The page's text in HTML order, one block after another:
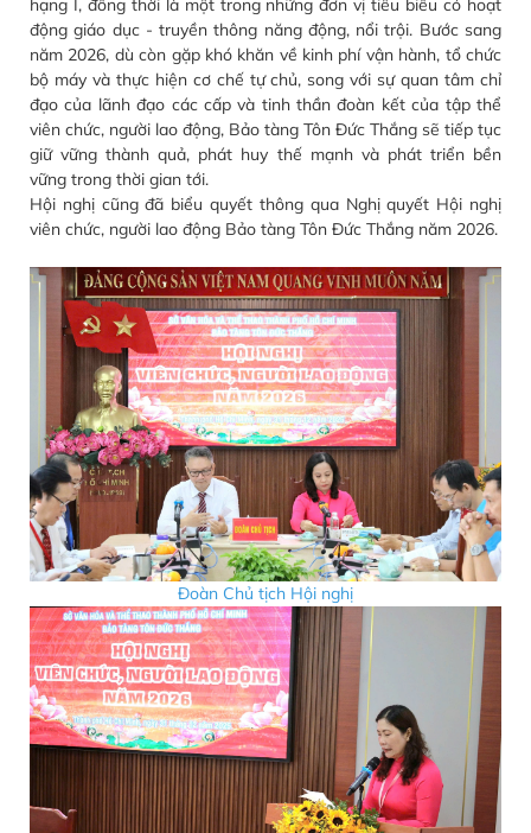
hạng I, đồng thời là một trong những đơn vị tiêu biểu có hoạt
động giáo dục - truyền thông năng động, nổi trội. Bước sang
năm 2026, dù còn gặp khó khăn về kinh phí vận hành, tổ chức
bộ máy và thực hiện cơ chế tự chủ, song với sự quan tâm chỉ
đạo của lãnh đạo các cấp và tinh thần đoàn kết của tập thể
viên chức, người lao động, Bảo tàng Tôn Đức Thắng sẽ tiếp tục
giữ vững thành quả, phát huy thế mạnh và phát triển bền
vững trong thời gian tới.
Hội nghị cũng đã biểu quyết thông qua Nghị quyết Hội nghị
viên chức, người lao động Bảo tàng Tôn Đức Thắng năm 2026.
Đoàn Chủ tịch Hội nghị